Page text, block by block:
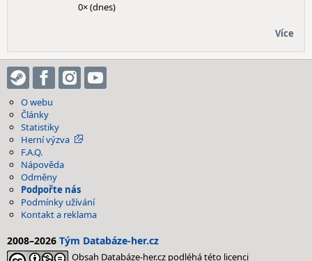
0× (dnes)
Více
O webu
Články
Statistiky
Herní výzva
F.A.Q.
Nápověda
Odměny
Podpořte nás
Podmínky užívání
Kontakt a reklama
2008–2026 Tým Databáze-her.cz
Obsah Databáze-her.cz podléhá této licenci